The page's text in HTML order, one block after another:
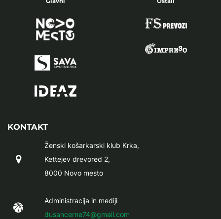
KONTAKT
Ženski košarkarski klub Krka,
Kettejev drevored 2,
8000 Novo mesto
Administracija in mediji
dusancerne74@gmail.com